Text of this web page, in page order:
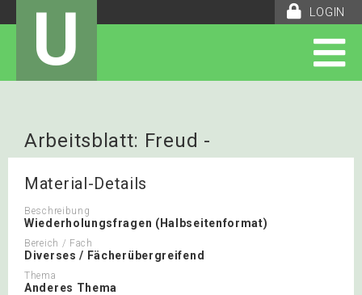
LOGIN
U
Arbeitsblatt: Freud -
Wiederholungsfragen
Material-Details
Beschreibung
Wiederholungsfragen (Halbseitenformat)
Bereich / Fach
Diverses / Fächerübergreifend
Thema
Anderes Thema